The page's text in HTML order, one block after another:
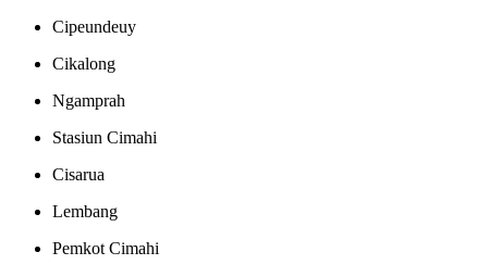
Cipeundeuy
Cikalong
Ngamprah
Stasiun Cimahi
Cisarua
Lembang
Pemkot Cimahi